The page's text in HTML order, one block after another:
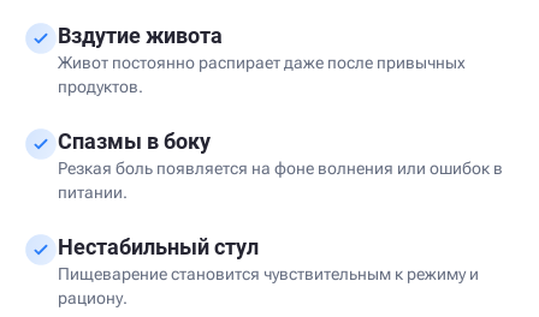
Вздутие живота
Живот постоянно распирает даже после привычных
продуктов.
Спазмы в боку
Резкая боль появляется на фоне волнения или ошибок в
питании.
Нестабильный стул
Пищеварение становится чувствительным к режиму и
рациону.